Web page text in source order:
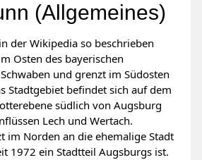
(Allgemeines)
der Wikipedia so beschrieben
Osten des bayerischen
und grenzt im Südosten
Stadtgebiet befindet sich auf dem
südlich von Augsburg
Lech und Wertach.
im Norden an die ehemalige Stadt
1972 ein Stadtteil Augsburgs ist.